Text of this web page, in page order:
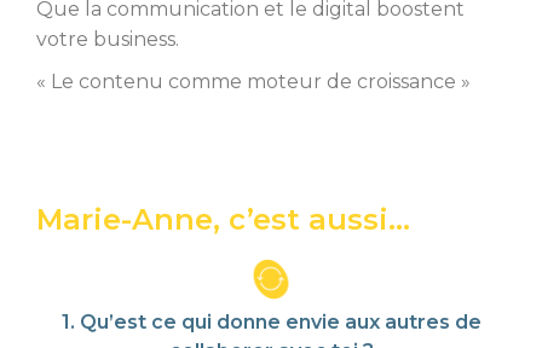
Que la communication et le digital boostent
votre business.
« Le contenu comme moteur de croissance »
Marie-Anne, c’est aussi...
1. Qu’est ce qui donne envie aux autres de